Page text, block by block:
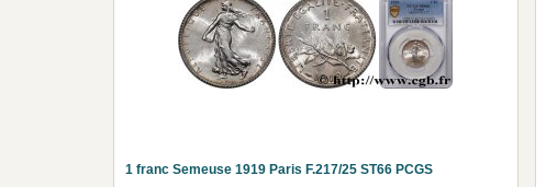
1 franc Semeuse 1919 Paris F.217/25 ST66 PCGS